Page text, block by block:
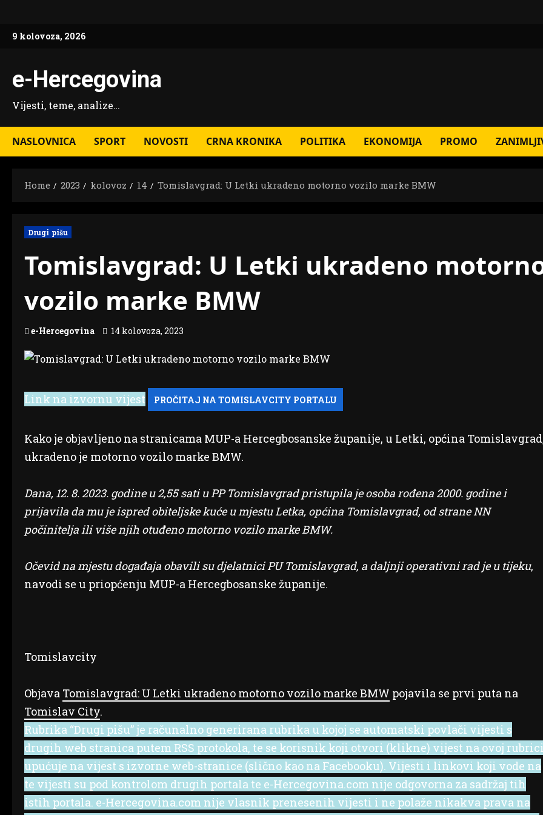
content
9 kolovoza, 2026
e-Hercegovina
Vijesti, teme, analize…
NASLOVNICA SPORT NOVOSTI CRNA KRONIKA POLITIKA EKONOMIJA PROMO
Home 2023 kolovoz 14 Tomislavgrad: U Letki ukradeno motorno vozilo marke BMW
Drugi pišu
Tomislavgrad: U Letki ukradeno
vozilo marke BMW
e-Hercegovina 14 kolovoza, 2023
Link na izvornu vijest
Kako je objavljeno na stranicama MUP-a Hercegbosanske županije, u Letki, općina
ukradeno je motorno vozilo marke BMW.
Dana, 12. 8. 2023. godine u 2,55 sati u PP Tomislavgrad pristupila je osoba rođena 2000. godine i
prijavila da mu je ispred obiteljske kuće u mjestu Letka, općina Tomislavgrad, od strane NN
počinitelja ili više njih otuđeno motorno vozilo marke BMW.
Očevid na mjestu događaja obavili su djelatnici PU Tomislavgrad, a daljnji operativni rad je u tijeku,
navodi se u priopćenju MUP-a Hercegbosanske županije.
Tomislavcity
Objava Tomislavgrad: U Letki ukradeno motorno vozilo marke BMW pojavila se prvi puta na
Tomislav City.
Rubrika “Drugi pišu” je računalno generirana rubrika u kojoj se automatski povlači vijesti s
drugih web stranica putem RSS protokola, te se korisnik koji otvori (klikne) vijest na ovoj
upućuje na vijest s izvorne web-stranice (slično kao na Facebooku). Vijesti i linkovi koji vode na
te vijesti su pod kontrolom drugih portala te e-Hercegovina.com nije odgovorna za sadržaj tih
istih portala. e-Hercegovina.com nije vlasnik prenesenih vijesti i ne polaže nikakva prava na